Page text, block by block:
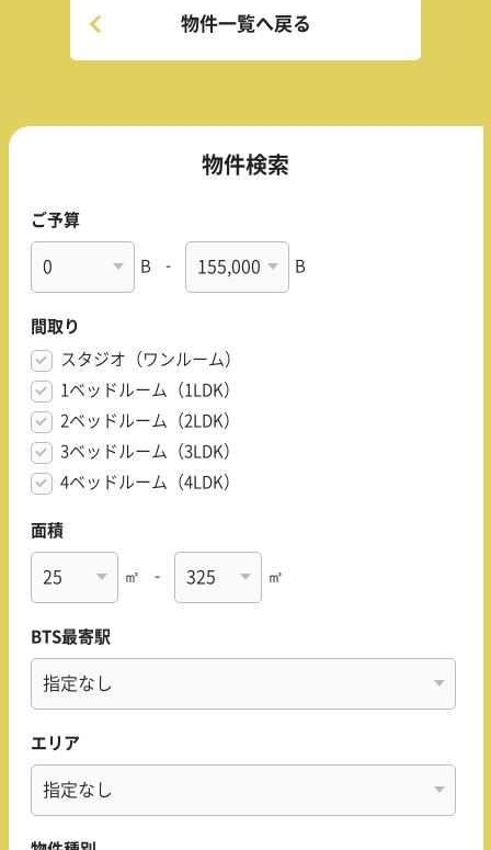
物件一覧へ戻る
物件検索
ご予算
B - B
間取り
スタジオ（ワンルーム）
1ベッドルーム（1LDK）
2ベッドルーム（2LDK）
3ベッドルーム（3LDK）
4ベッドルーム（4LDK）
面積
㎡ - ㎡
BTS最寄駅
エリア